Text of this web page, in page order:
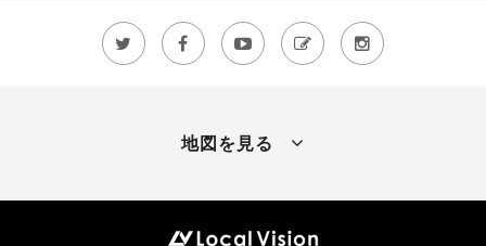
    
地図を見る